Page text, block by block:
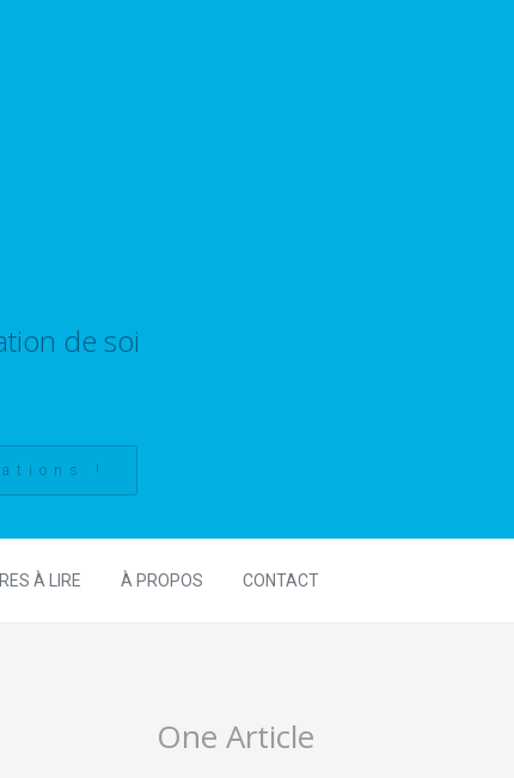
de soi
!
À LIRE À PROPOS CONTACT
One Article